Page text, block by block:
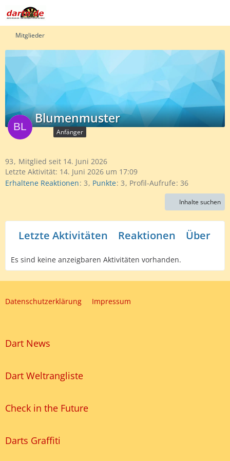
Mitglieder
Blumenmuster
Anfänger
93
Mitglied seit 14. Juni 2026
Letzte Aktivität: 14. Juni 2026 um 17:09
Erhaltene Reaktionen 3 Punkte 3 Profil-Aufrufe 36
Inhalte suchen
Letzte Aktivitäten Reaktionen Über
Es sind keine anzeigbaren Aktivitäten vorhanden.
Datenschutzerklärung Impressum
Dart News
Dart Weltrangliste
Check in the Future
Darts Graffiti